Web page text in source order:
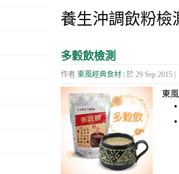
養生沖調飲粉檢
多穀飲檢測
作者 東風經典食材 | 於 29 Sep 2015 |
東
•
•